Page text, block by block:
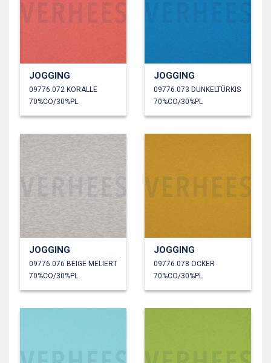
JOGGING
09776.072 KORALLE
70%CO/30%PL
JOGGING
09776.073 DUNKELTÜRKIS
70%CO/30%PL
JOGGING
09776.076 BEIGE MELIERT
70%CO/30%PL
JOGGING
09776.078 OCKER
70%CO/30%PL